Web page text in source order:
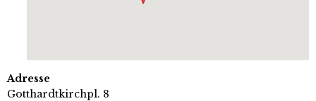
Adresse
Gotthardtkirchpl. 8